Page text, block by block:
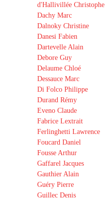
d'Hallivillée Christophe
Dachy Marc
Dalnoky Christine
Danesi Fabien
Dartevelle Alain
Debore Guy
Delaume Chloé
Dessauce Marc
Di Folco Philippe
Durand Rémy
Eveno Claude
Fabrice Lextrait
Ferlinghetti Lawrence
Foucard Daniel
Fousse Arthur
Gaffarel Jacques
Gauthier Alain
Guéry Pierre
Guillec Denis